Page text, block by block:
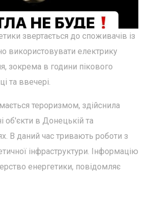
звертається до споживачів із
використовувати електрику
зокрема в години пікового
та ввечері.
тероризмом, здійснила
об'єкти в Донецькій та
В даний час тривають роботи з
інфраструктури. Інформацію
енергетики, повідомляє